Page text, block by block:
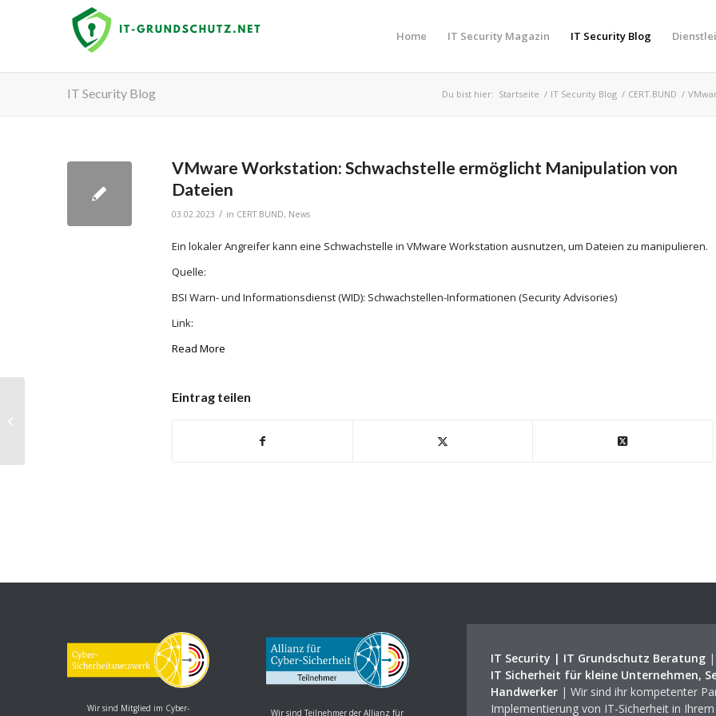
Home IT Security Magazin IT Security Blog
IT Security Blog Du bist hier: Startseite / IT Security Blog / CERT.BUND /
VMware Workstation: Schwachstelle ermöglicht Manipulation von
Dateien
03.02.2023 / in CERT.BUND, News
Ein lokaler Angreifer kann eine Schwachstelle in VMware Workstation ausnutzen, um Dateien zu manipulieren.
Quelle:
BSI Warn- und Informationsdienst (WID): Schwachstellen-Informationen (Security Advisories)
Link:
Read More
Eintrag teilen
Wir sind Mitglied im Cyber-
Wir sind Teilnehmer der Allianz für
IT Security | IT Grundschutz Beratung|
IT Sicherheit für kleine Unternehmen,
Handwerker| Wir sind ihr kompetenter
Implementierung von IT-Sicherheit in